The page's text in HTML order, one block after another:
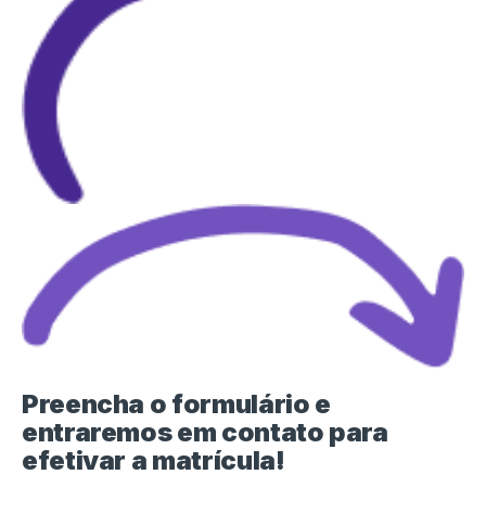
Preencha o formulário e
entraremos em contato para
efetivar a matrícula!